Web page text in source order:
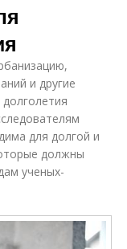
и другие
для долгой и
должны
ученых-